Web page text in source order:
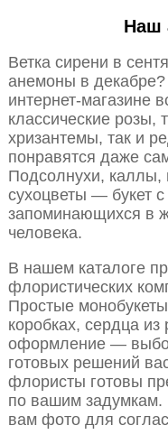
Наш
Ветка сирени в
анемоны в
интернет-магазине
классические
хризантемы, так и
понравятся даже
Подсолнухи, каллы,
сухоцветы — букет
запоминающихся в
человека.
В нашем каталоге
флористических
Простые
коробках, сердца из
оформление —
готовых решений
флористы готовы
по вашим
вам фото для